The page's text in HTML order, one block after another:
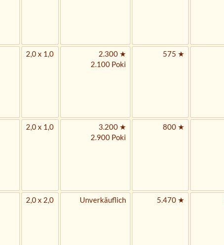
2,0 x 1,0
2.300 ★
2.100 Poki
575 ★
2,0 x 1,0
3.200 ★
2.900 Poki
800 ★
2,0 x 2,0 Unverkäuflich 5.470 ★